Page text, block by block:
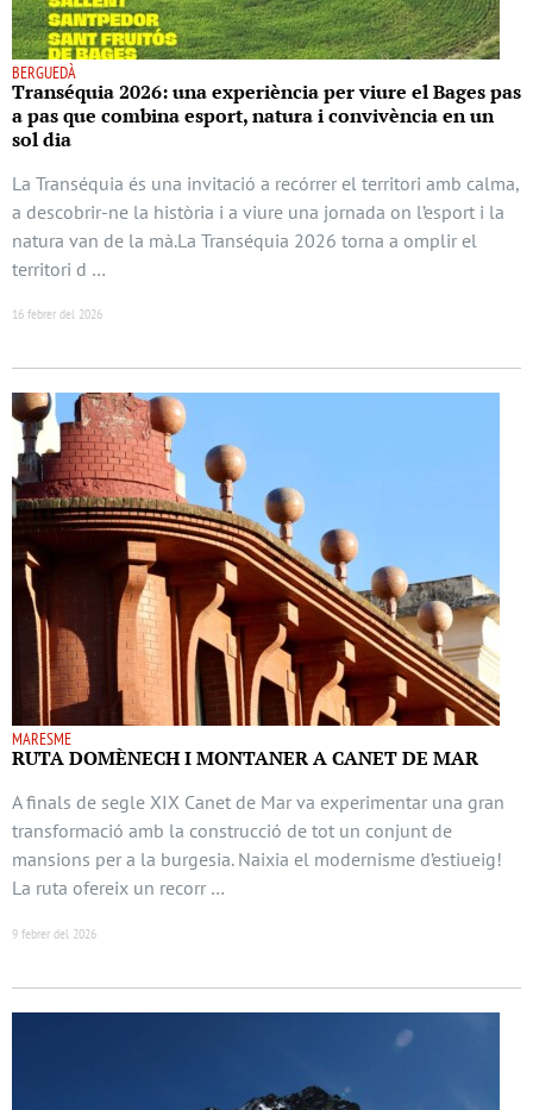
BERGUEDÀ
Transéquia 2026: una experiència per viure el Bages pas
a pas que combina esport, natura i convivència en un
sol dia
La Transéquia és una invitació a recórrer el territori amb calma,
a descobrir-ne la història i a viure una jornada on l’esport i la
natura van de la mà.La Transéquia 2026 torna a omplir el
territori d …
16 febrer del 2026
MARESME
RUTA DOMÈNECH I MONTANER A CANET DE MAR
A finals de segle XIX Canet de Mar va experimentar una gran
transformació amb la construcció de tot un conjunt de
mansions per a la burgesia. Naixia el modernisme d’estiueig!
La ruta ofereix un recorr …
9 febrer del 2026